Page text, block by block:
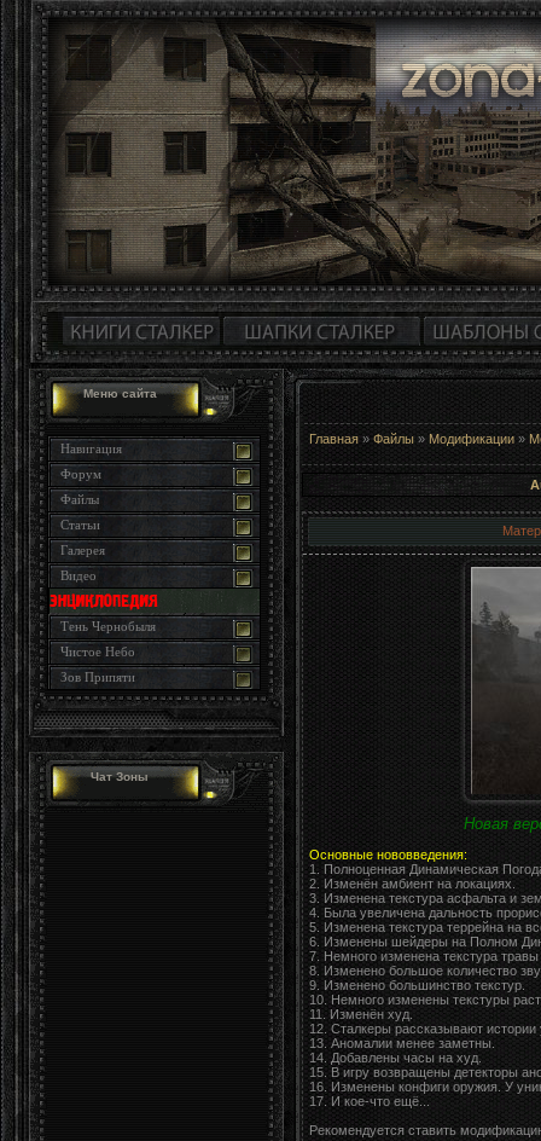
Меню сайта
Навигация
Форум
Файлы
Статьи
Галерея
Видео
Тень Чернобыля
Чистое Небо
Зов Припяти
Чат Зоны
Главная » Файлы » Модификации »
Новая
Основные нововведения:
1. Полноценная Динамическая
2. Изменён амбиент на локациях.
3. Изменена текстура асфальта и
4. Была увеличена дальность
5. Изменена текстура террейна на
6. Изменены шейдеры на Полном
7. Немного изменена текстура
8. Изменено большое количество
9. Изменено большинство текстур.
10. Немного изменены текстуры
11. Изменён худ.
12. Сталкеры рассказывают истории
13. Аномалии менее заметны.
14. Добавлены часы на худ.
15. В игру возвращены детекторы
16. Изменены конфиги оружия. У
17. И кое-что ещё...
Рекомендуется ставить